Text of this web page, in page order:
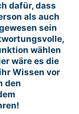
dafür, dass
als auch
sein
wählen
wäre es die
Wissen vor
den